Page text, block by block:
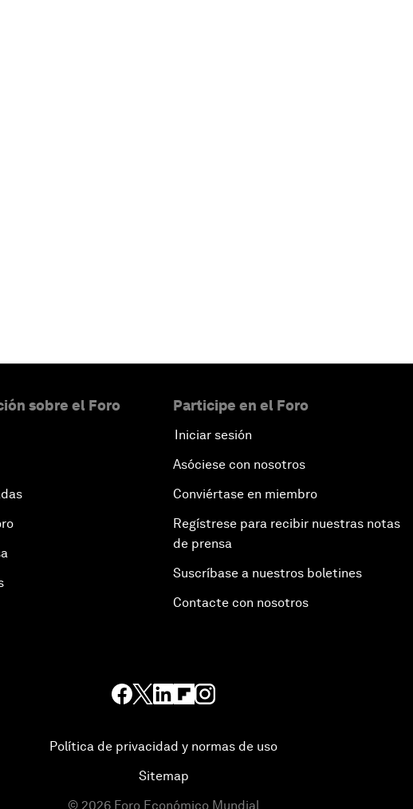
sobre el Foro Participe en el Foro
Iniciar sesión
Asóciese con nosotros
Conviértase en miembro
Regístrese para recibir nuestras notas
de prensa
Suscríbase a nuestros boletines
Contacte con nosotros
Política de privacidad y normas de uso
Sitemap
© 2026 Foro Económico Mundial